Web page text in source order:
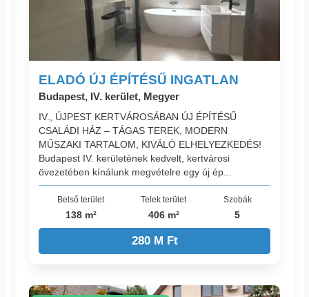
ELADÓ ÚJ ÉPÍTÉSŰ INGATLAN
Budapest, IV. kerület, Megyer
IV., ÚJPEST KERTVÁROSÁBAN ÚJ ÉPÍTÉSŰ
CSALÁDI HÁZ – TÁGAS TEREK, MODERN
MŰSZAKI TARTALOM, KIVÁLÓ ELHELYEZKEDÉS!
Budapest IV. kerületének kedvelt, kertvárosi
övezetében kínálunk megvételre egy új ép...
Belső terület
138 m²
Telek terület
406 m²
Szobák
5
280 M Ft